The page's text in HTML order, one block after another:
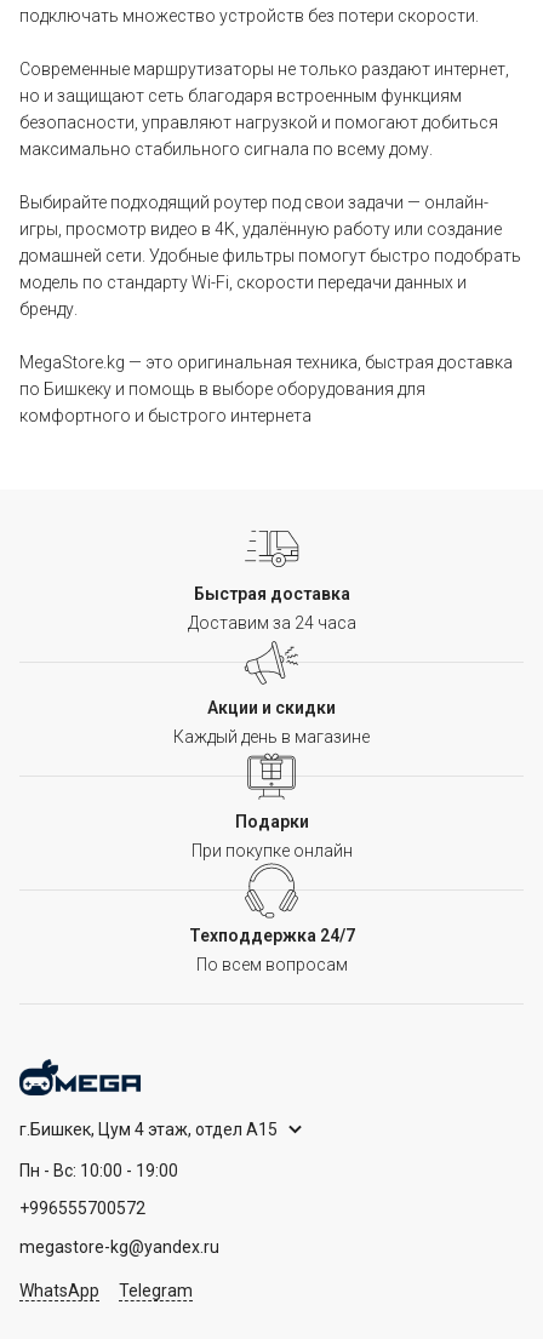
подключать множество устройств без потери скорости.
Современные маршрутизаторы не только раздают интернет,
но и защищают сеть благодаря встроенным функциям
безопасности, управляют нагрузкой и помогают добиться
максимально стабильного сигнала по всему дому.
Выбирайте подходящий роутер под свои задачи — онлайн-
игры, просмотр видео в 4K, удалённую работу или создание
домашней сети. Удобные фильтры помогут быстро подобрать
модель по стандарту Wi-Fi, скорости передачи данных и
бренду.
MegaStore.kg — это оригинальная техника, быстрая доставка
по Бишкеку и помощь в выборе оборудования для
комфортного и быстрого интернета
Быстрая доставка
Доставим за 24 часа
Акции и скидки
Каждый день в магазине
Подарки
При покупке онлайн
Техподдержка 24/7
По всем вопросам
г.Бишкек, Цум 4 этаж, отдел А15
Пн - Вс: 10:00 - 19:00
+996555700572
megastore-kg@yandex.ru
WhatsApp Telegram